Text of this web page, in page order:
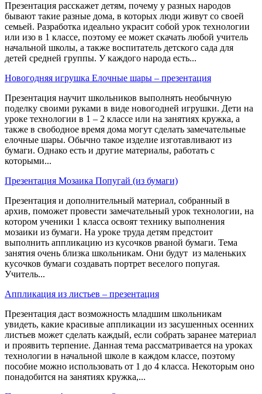
Презентация расскажет детям, почему у разных народов
бывают такие разные дома, в которых люди живут со своей
семьей. Разработка идеально украсит собой урок технологии
или изо в 1 классе, поэтому ее может скачать любой учитель
начальной школы, а также воспитатель детского сада для
детей средней группы. У каждого народа есть...
Новогодняя игрушка Елочные шары – презентация
Презентация научит школьников выполнять необычную
поделку своими руками в виде новогодней игрушки. Дети на
уроке технологии в 1 – 2 классе или на занятиях кружка, а
также в свободное время дома могут сделать замечательные
елочные шары. Обычно такое изделие изготавливают из
бумаги. Однако есть и другие материалы, работать с
которыми...
Презентация Мозаика Попугай (из бумаги)
Презентация и дополнительный материал, собранный в
архив, поможет провести замечательный урок технологии, на
котором ученики 1 класса освоят технику выполнения
мозаики из бумаги. На уроке труда детям предстоит
выполнить аппликацию из кусочков рваной бумаги. Тема
занятия очень близка школьникам. Они будут из маленьких
кусочков бумаги создавать портрет веселого попугая.
Учитель...
Аппликация из листьев – презентация
Презентация даст возможность младшим школьникам
увидеть, какие красивые аппликации из засушенных осенних
листьев может сделать каждый, если собрать заранее материал
и проявить терпение. Данная тема рассматривается на уроках
технологии в начальной школе в каждом классе, поэтому
пособие можно использовать от 1 до 4 класса. Некоторым оно
понадобится на занятиях кружка,...